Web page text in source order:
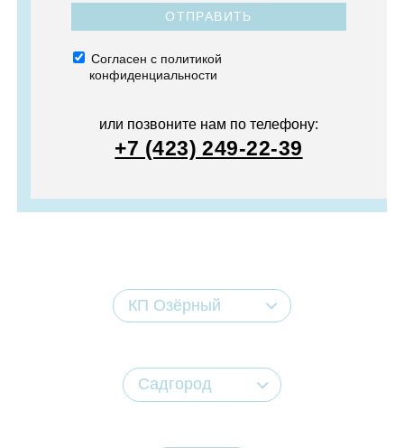
ОТПРАВИТЬ
Согласен с политикой
конфиденциальности
или позвоните нам по телефону:
+7 (423) 249-22-39
КП Озёрный
Садгород